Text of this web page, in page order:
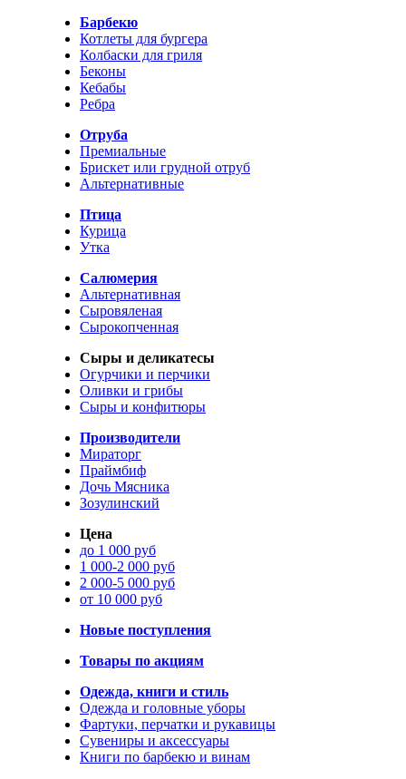
Барбекю
Котлеты для бургера
Колбаски для гриля
Беконы
Кебабы
Ребра
Отруба
Премиальные
Брискет или грудной отруб
Альтернативные
Птица
Курица
Утка
Салюмерия
Альтернативная
Сыровяленая
Сырокопченная
Сыры и деликатесы
Огурчики и перчики
Оливки и грибы
Сыры и конфитюры
Производители
Мираторг
Праймбиф
Дочь Мясника
Зозулинский
Цена
до 1 000 руб
1 000-2 000 руб
2 000-5 000 руб
от 10 000 руб
Новые поступления
Товары по акциям
Одежда, книги и стиль
Одежда и головные уборы
Фартуки, перчатки и рукавицы
Сувениры и аксессуары
Книги по барбекю и винам